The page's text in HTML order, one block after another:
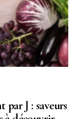
par J : saveurs